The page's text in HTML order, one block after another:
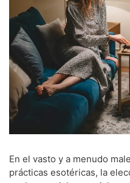
En el vasto y a menudo
prácticas esotéricas, la